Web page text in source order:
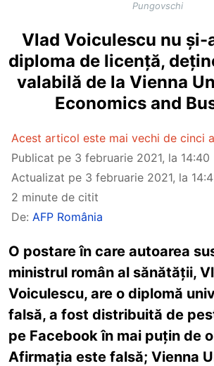
Pungovschi
Vlad Voiculescu nu
diploma de licență,
valabilă de la Vienna
Economics and
Acest articol este mai vechi de cinci
Publicat pe 3 februarie 2021, la 14:40
Actualizat pe 3 februarie 2021, la
2 minute de citit
De: AFP România
O postare în care autoarea
ministrul român al sănătății,
Voiculescu, are o diplomă
falsă, a fost distribuită de
pe Facebook în mai puțin de
Afirmația este falsă; Vienna